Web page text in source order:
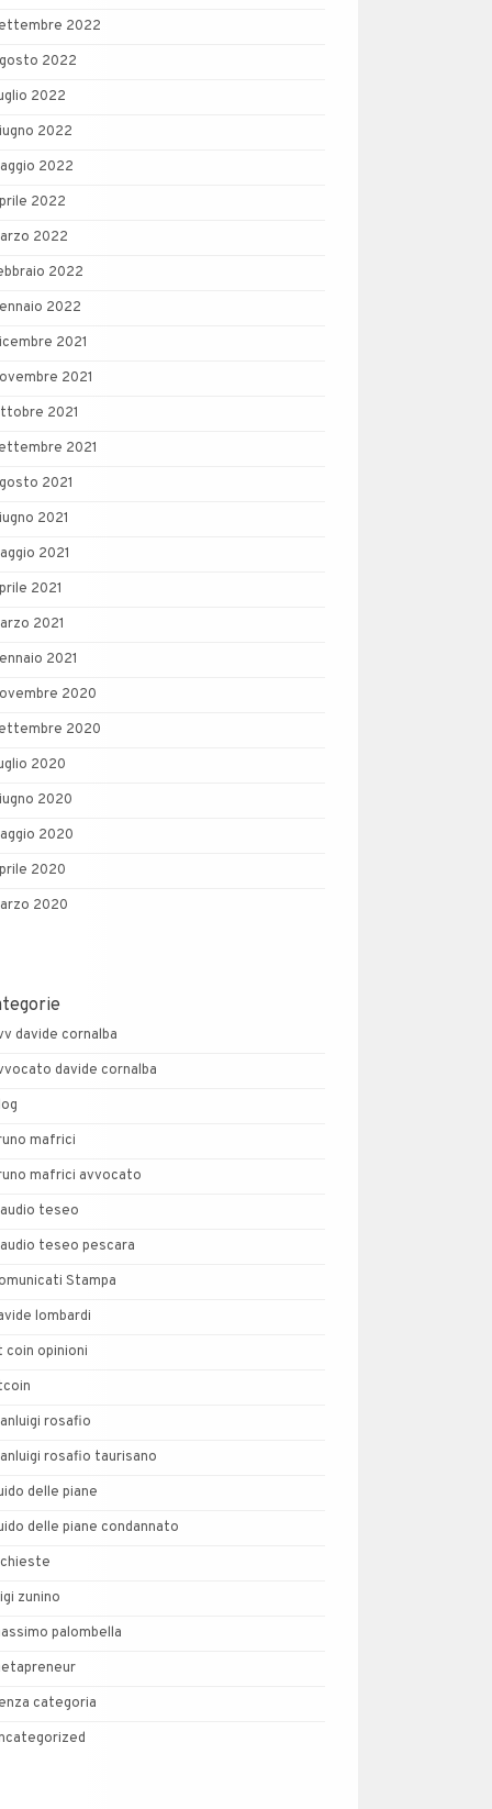
2022
2022
2022
2022
2022
2022
2022
2022
2022
2021
2021
2021
2021
2021
2021
2021
2021
2021
2021
2020
2020
2020
2020
2020
2020
2020
davide cornalba
davide cornalba
mafrici
mafrici avvocato
teseo
teseo pescara
Stampa
lombardi
coin opinioni
rosafio
rosafio taurisano
delle piane
delle piane condannato
zunino
palombella
categoria